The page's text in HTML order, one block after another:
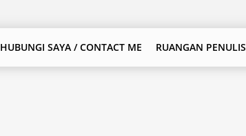
HUBUNGI SAYA / CONTACT ME RUANGAN PENULIS